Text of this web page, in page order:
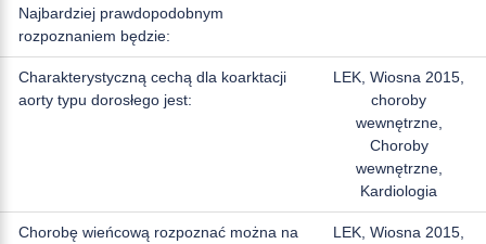
Najbardziej prawdopodobnym
rozpoznaniem będzie:
Charakterystyczną cechą dla koarktacji
aorty typu dorosłego jest:
LEK, Wiosna 2015,
choroby
wewnętrzne,
Choroby
wewnętrzne,
Kardiologia
Chorobę wieńcową rozpoznać można na
LEK, Wiosna 2015,